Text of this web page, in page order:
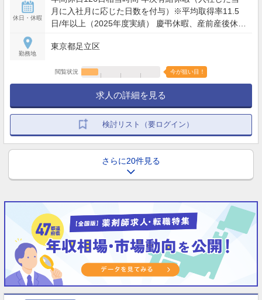
休日・休暇
月に入社月に応じた日数を付与）※平均取得率11.5
日/年以上（2025年度実績） 慶弔休暇、産前産後休暇
（最長9日間、初年度最長5日間） 特別休暇（配偶者
勤2～3日間） など
勤務地
東京都足立区
閲覧状況 今が狙い目！
求人の詳細を見る
検討リスト（要ログイン）
さらに20件見る